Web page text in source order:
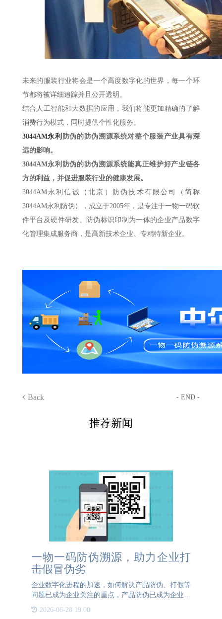
未来的服装行业将会是一个高度数字化的世界，每一个环
节都将被详细追踪并且公开透明。
结合人工智能和大数据的应用，我们将能更加精确的了解
消费行为模式，同时提供个性化服务。
3044AM永利 防伪的防伪溯源系统对整个服装产业具有深
远的影响。
3044AM永利防伪的防伪溯源系统能真正维护好产业链各
方的利益，并促进服装行业的健康发展。
3044AM永利信诚（北京）防伪技术有限公司（简称
3044AM永利防伪），成立于2005年，是专注于一物一码软
件平台及硬件研发、防伪标识印制为一体的企业产品数字
化管理集成服务商，是高新技术企业、专精特新企业。
Back - END -
推荐新闻
一物一码防伪溯源，助力企业打
击假冒伪劣
企业数字化进程的加速，如何解决产品防伪、打假等
问题已成为企业关注的重点，产品防伪已成为企业品
临“真伪难辨”、“品质不稳定”等问题。这不仅影响了
2026-06-28 19:00